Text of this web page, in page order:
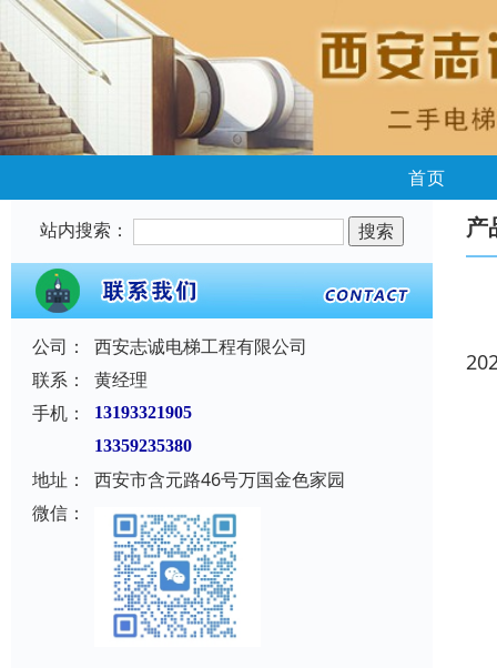
首页
站内搜索：
公司：
西安志诚电梯工程有限公司
联系：
黄经理
手机：
13193321905
13359235380
地址：
西安市含元路46号万国金色家园
微信：
产